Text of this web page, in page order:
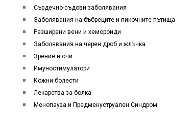
Сърдечно-съдови заболявания
Заболявания на бъбреците и пикочните пътища
Разширени вени и хемороиди
Заболявания на черен дроб и жлъчка
Зрение и очи
Имуностимулатори
Кожни болести
Лекарства за болка
Менопауза и Предменуструален Синдром